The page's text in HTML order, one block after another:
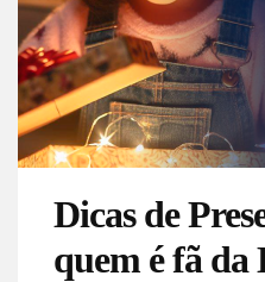
Dicas de
quem é fã da